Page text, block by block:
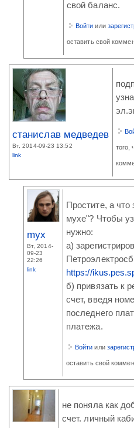
свой баланс.
Войти или
оставить свой
станислав медведев
Вт, 2014-09-23 13:52
link
того,
myx
Вт, 2014-
09-23
22:26
link
Простите, а что
мухе"? Чтобы
нужно:
а)
https://
б) привязать к
счет, введя
последнего
платежа.
Войти или
оставить свой
не поняла как
счет. личный